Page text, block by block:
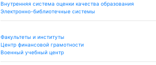
Внутренняя система оценки качества образования
Электронно-библиотечные системы
Факультеты и институты
Центр финансовой грамотности
Военный учебный центр